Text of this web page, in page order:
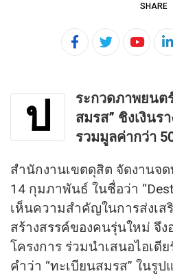
SHARE
ป
ระกวดภาพยนต
สมรส” ชิงเงินร
รวมมูลค่ากว่า
สำนักงานเขตดุสิต จัดงานจ
14 กุมภาพันธ์ ในชื่อว่า
เห็นความสำคัญในการส่งเส
สร้างสรรค์ของคนรุ่นใหม่ จึ
โครงการ ร่วมนำเสนอไอเดี
คำว่า “ทะเบียนสมรส” ในรู